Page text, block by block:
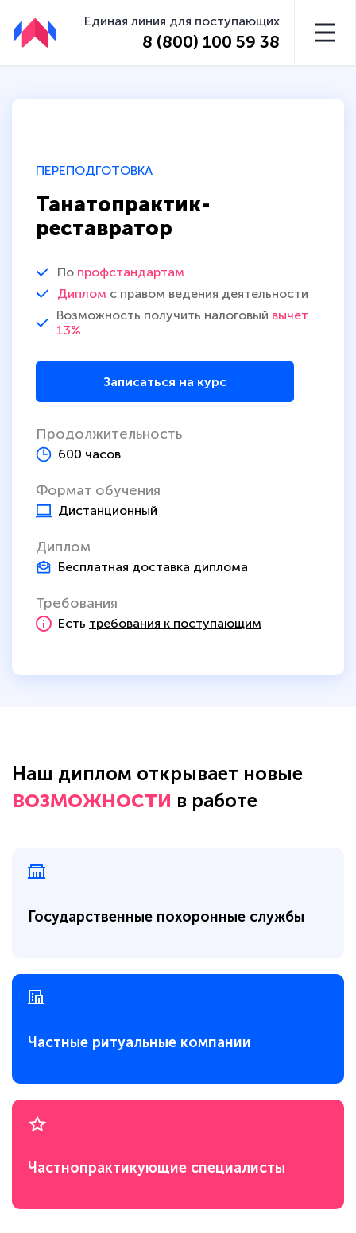
Единая линия для поступающих
8 (800) 100 59 38
ПЕРЕПОДГОТОВКА
Танатопрактик-
реставратор
По профстандартам
Диплом с правом ведения деятельности
Возможность получить налоговый вычет
13%
Записаться на курс
Продолжительность
600 часов
Формат обучения
Дистанционный
Диплом
Бесплатная доставка диплома
Требования
Есть требования к поступающим
Наш диплом открывает новые
возможности в работе
Государственные похоронные службы
Частные ритуальные компании
Частнопрактикующие специалисты